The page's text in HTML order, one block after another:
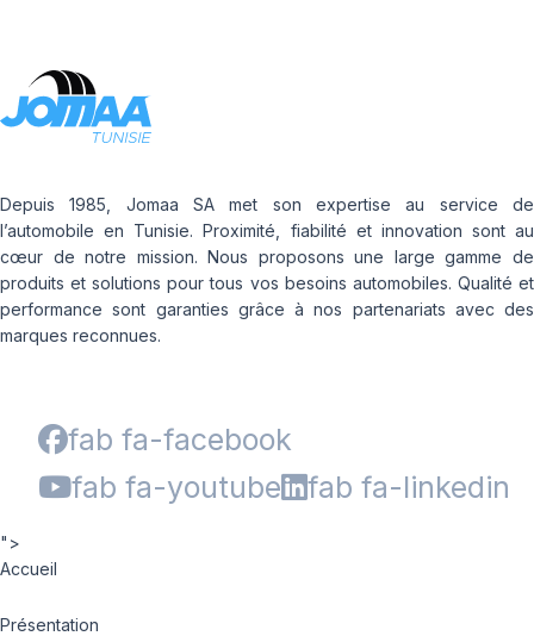
Depuis 1985, Jomaa SA met son expertise au service de
l’automobile en Tunisie. Proximité, fiabilité et innovation sont au
cœur de notre mission. Nous proposons une large gamme de
produits et solutions pour tous vos besoins automobiles. Qualité et
performance sont garanties grâce à nos partenariats avec des
marques reconnues.
fab fa-facebook
fab fa-youtube
fab fa-linkedin
">
Accueil
Présentation